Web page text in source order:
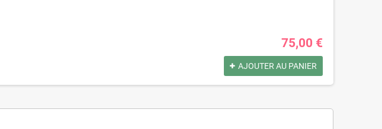
75,00 €
AJOUTER AU PANIER